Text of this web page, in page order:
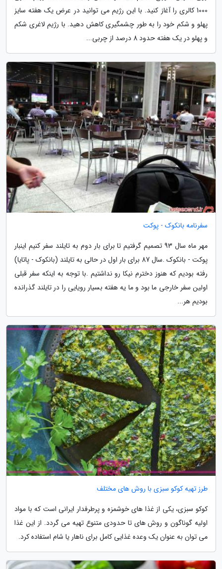
1000 کالری را آغاز کنید. با این رژیم می توانید در عرض یک هفته سایز
پهلو و شکم خود را به طور چشمگیری کاهش دهید. با رژیم لاغری شکم
و پهلو در یک هفته حدود 8 درصد از چربی...
سفرنامه بانکوک - پوکت
مهر ماه سال 93 تصمیم گرفتیم تا برای بار دوم به تایلند سفر کنیم اینبار
پوکت - بانکوک .سال 87 برای بار اول در حالی به تایلند (بانکوک - پاتایا)
رفته بودیم که هنوز دخترم نیکا رو نداشتیم .با توجه به اینکه سفر قبلی
اولین سفر خارجی ما بود و ما یه هفته بسیار رویایی را در تایلند گذرانده
بودیم هر...
طرز تهیه کوکو سبزی با روش های مختلف
کوکو سبزی، یکی از غذا های خوشمزه و پرطرفدار ایرانی است که با مواد
اولیه گوناگون و روش های تا حدودی متنوع تهیه می گردد. از این غذا
می توان به عنوان یک وعده غذایی کامل برای ناهار یا شام استفاده کرد.